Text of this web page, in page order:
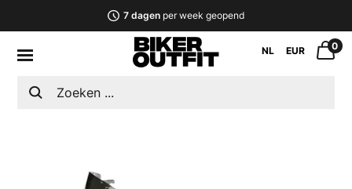
7 dagenper week geopend
NL EUR 0